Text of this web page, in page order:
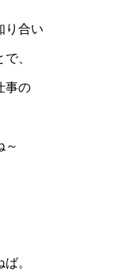
り合い
、
事の
～
。